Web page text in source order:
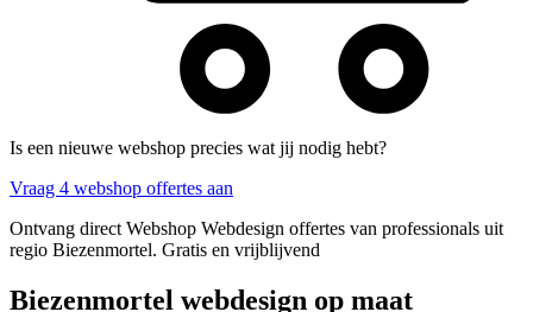
Is een nieuwe webshop precies wat jij nodig hebt?
Vraag 4 webshop offertes aan
Ontvang direct Webshop Webdesign offertes van professionals uit
regio Biezenmortel. Gratis en vrijblijvend
Biezenmortel webdesign op maat